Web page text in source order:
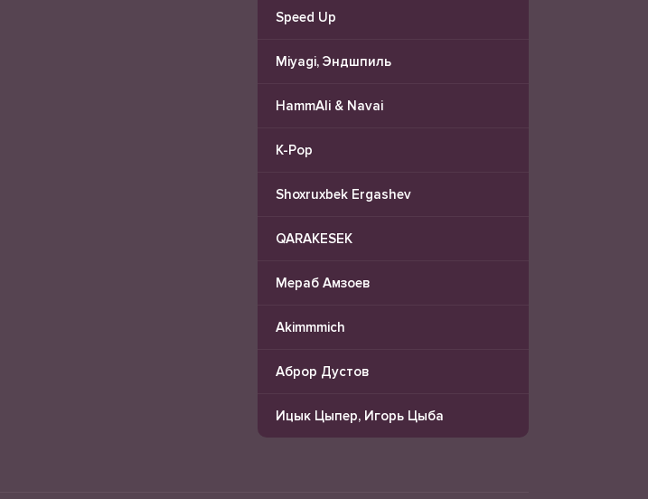
Speed Up
Miyagi, Эндшпиль
HammAli & Navai
K-Pop
Shoxruxbek Ergashev
QARAKESEK
Мераб Амзоев
Akimmmich
Аброр Дустов
Ицык Цыпер, Игорь Цыба